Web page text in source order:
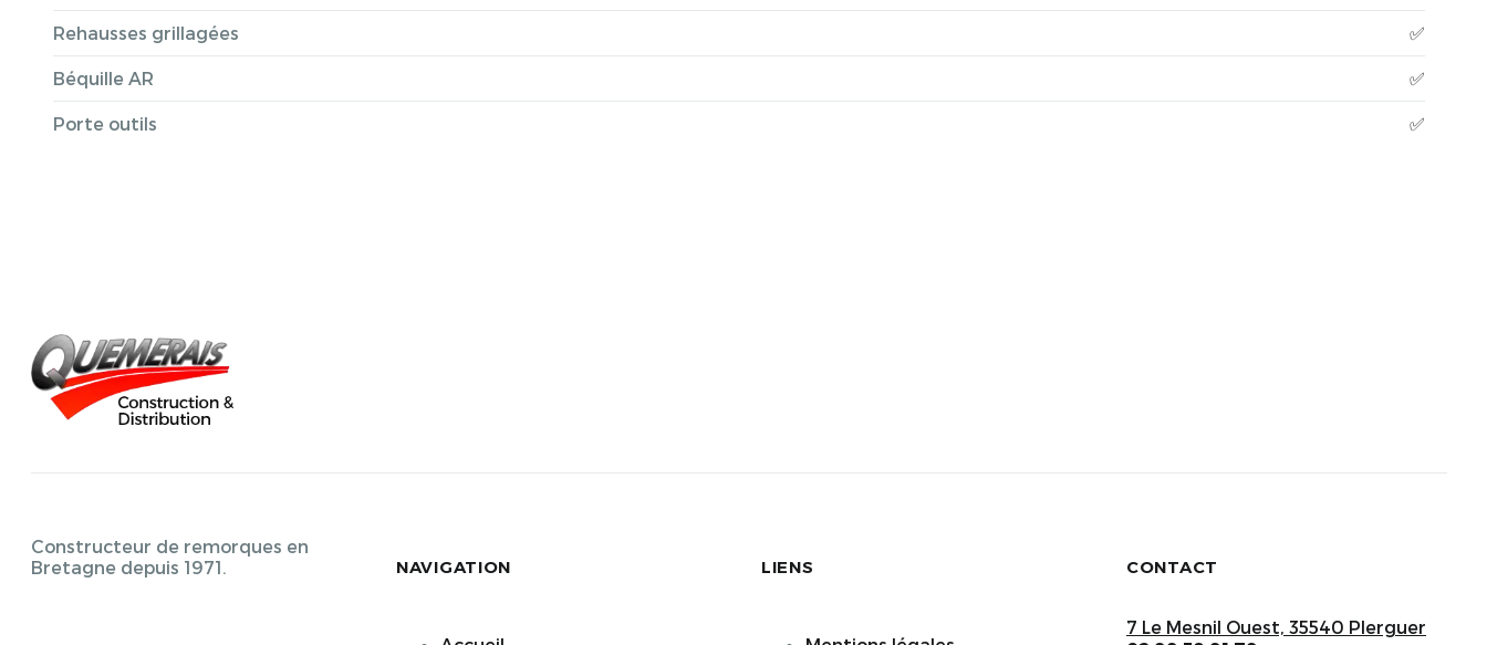
Rehausses grillagées ✅
Béquille AR ✅
Porte outils ✅
Constructeur de remorques en
Bretagne depuis 1971.
NAVIGATION LIENS CONTACT
7 Le Mesnil Ouest, 35540 Plerguer